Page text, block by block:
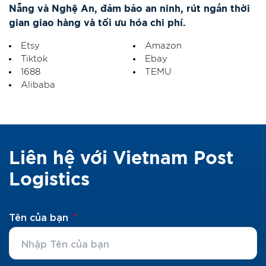
Nẵng và Nghệ An, đảm bảo an ninh, rút ​​ngắn thời
gian giao hàng và tối ưu hóa chi phí.
Etsy
Amazon
Tiktok
Ebay
1688
TEMU
Alibaba
Liên hệ với Vietnam Post
Logistics
Tên của bạn